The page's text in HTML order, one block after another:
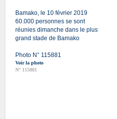
Bamako, le 10 février 2019
60.000 personnes se sont
réunies dimanche dans le plus
grand stade de Bamako
Photo N° 115881
Voir la photo
N° 115881